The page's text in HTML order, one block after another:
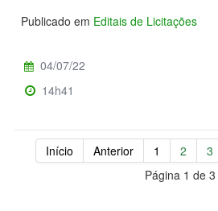
Publicado em Editais de Licitações
04/07/22
14h41
Início Anterior 1 2 3
Página 1 de 3